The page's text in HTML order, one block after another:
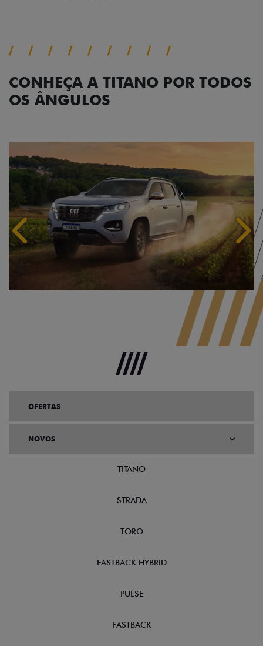
CONHEÇA A TITANO POR TODOS
OS ÂNGULOS
Anterior
OFERTAS
NOVOS
TITANO
STRADA
TORO
FASTBACK HYBRID
PULSE
FASTBACK